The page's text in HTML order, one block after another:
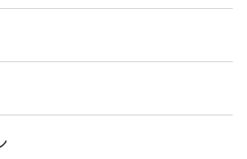
頂けるようなおもてなしができるような
りますのでご期待ください。 ブログ担
たり、夏バテ予防の食べ物についてのお
ので、よろしければご覧下さい
意識して、少しでも観やすい掲示物を作
で、よろしくお願いします